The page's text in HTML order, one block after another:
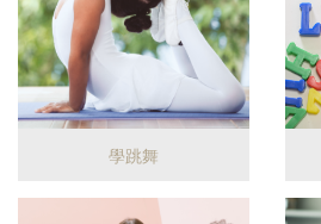
學跳舞